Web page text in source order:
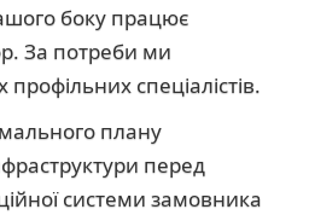
боку працює
За потреби ми
спеціалістів.
плану
перед
системи замовника